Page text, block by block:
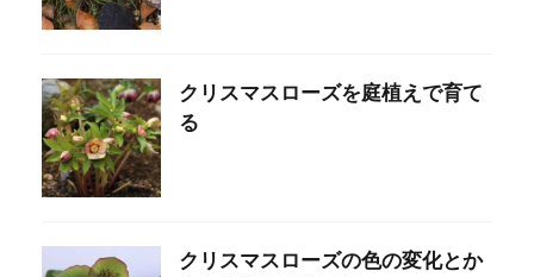
クリスマスローズを庭植えで育て
る
クリスマスローズの色の変化とか